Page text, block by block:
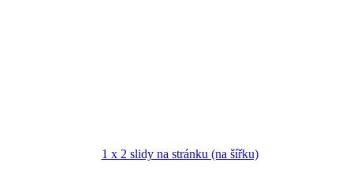
1 x 2 slidy na stránku (na šířku)